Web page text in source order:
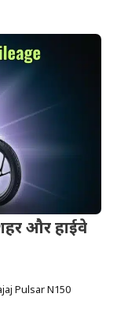
और हाईवे
Pulsar N150